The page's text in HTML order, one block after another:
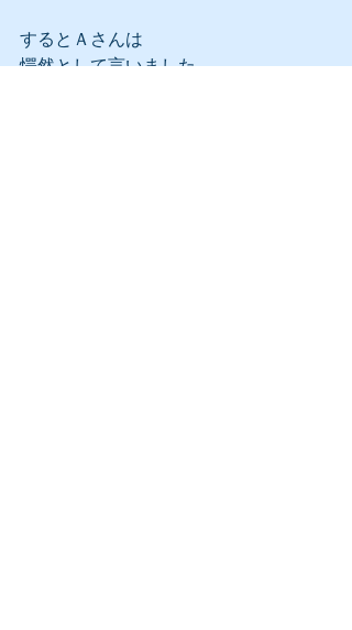
するとＡさんは
愕然として言いました